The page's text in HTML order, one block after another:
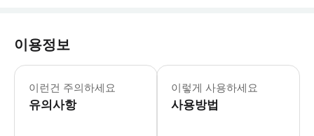
이용정보
이런건 주의하세요
유의사항
버스 도착 시간은 변동될 수 있으므로
이렇게 사용하세요
사용방법